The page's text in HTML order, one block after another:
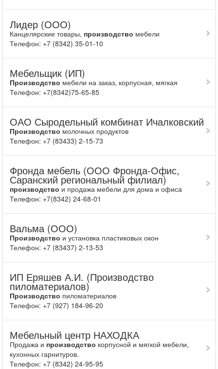
Лидер (ООО)
Канцелярские товары, производство мебели
Телефон: +7 (8342) 35-01-10
Мебельщик (ИП)
Производство мебели на заказ, корпусная, мягкая
Телефон: +7(8342)75-65-85
ОАО Сыродельный комбинат Ичалковский
Производство молочных продуктов
Телефон: +7 (83433) 2-15-73
Фронда мебель (ООО Фронда-Офис,
Саранский региональный филиал)
производство и продажа мебели для дома и офиса
Телефон: +7(8342) 24-68-01
Вальма (ООО)
Производство и установка пластиковых окон
Телефон: +7 (83437) 2-13-53
ИП Еряшев А.И. (Производство
пиломатериалов)
Производство пиломатериалов
Телефон: +7 (927) 184-96-20
Мебельный центр НАХОДКА
Продажа и производство корпусной и мягкой мебели,
кухонных гарнитуров.
Телефон: +7 (8342) 24-95-95